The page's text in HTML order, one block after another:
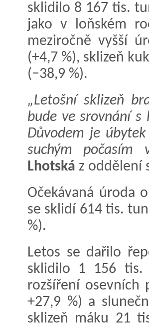
sklidilo 8 167 tis.
jako v loňském
meziročně vyšší
(+4,7 %), sklizeň
(−38,9 %).
„Letošní sklizeň
bude ve srovnání
Důvodem je
suchým počasím
Lhotská z oddělení
Očekávaná úroda
se sklidí 614 tis.
%).
Letos se dařilo
sklidilo 1 156 tis.
rozšíření osevních
+27,9 %) a
sklizeň máku 21